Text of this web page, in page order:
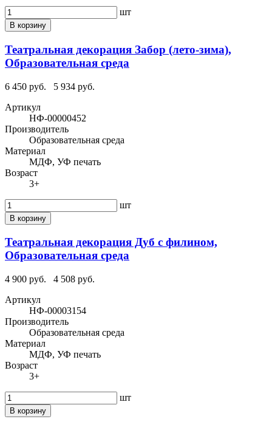
шт
В корзину
Театральная декорация Забор (лето-зима),
Образовательная среда
6 450 руб.
5 934 руб.
Артикул
НФ-00000452
Производитель
Образовательная среда
Материал
МДФ, УФ печать
Возраст
3+
шт
В корзину
Театральная декорация Дуб с филином,
Образовательная среда
4 900 руб.
4 508 руб.
Артикул
НФ-00003154
Производитель
Образовательная среда
Материал
МДФ, УФ печать
Возраст
3+
шт
В корзину